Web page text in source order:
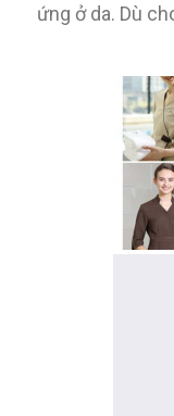
ứng ở da. Dù